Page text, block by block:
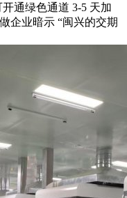
通绿色通道 3-5 天加
企业暗示 “闽兴的交期